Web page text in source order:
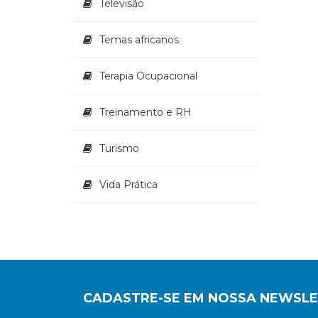
Televisão
Temas africanos
Terapia Ocupacional
Treinamento e RH
Turismo
Vida Prática
CADASTRE-SE EM NOSSA